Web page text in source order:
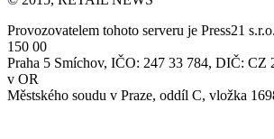
Provozovatelem tohoto serveru je Press21
150 00
Praha 5 Smíchov, IČO: 247 33 784, DIČ: CZ
v OR
Městského soudu v Praze, oddíl C, vložka